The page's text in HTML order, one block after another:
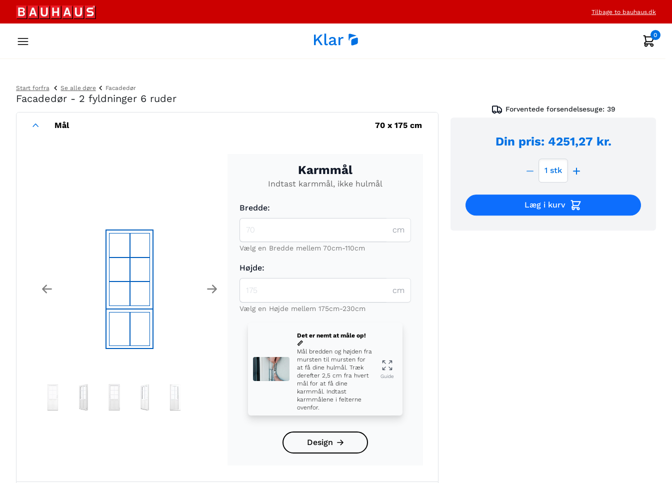
Tilbage to bauhaus.dk
0
Start forfra Se alle døre Facadedør
Facadedør - 2 fyldninger 6 ruder
Mål 70 x175 cm
Previous Next
Karmmål
Indtast karmmål, ikke hulmål
Bredde:
cm
Vælg en Bredde mellem 70cm-110cm
Højde:
cm
Vælg en Højde mellem 175cm-230cm
Det er nemt at måle op!
📏
Mål bredden og højden fra
mursten til mursten for
at få dine hulmål. Træk
derefter 2,5 cm fra hvert
mål for at få dine
karmmål. Indtast
karmmålene i felterne
ovenfor.
Guide
Design
Forventede forsendelsesuge: 39
Din pris: 4251,27 kr.
1 stk
Læg i kurv